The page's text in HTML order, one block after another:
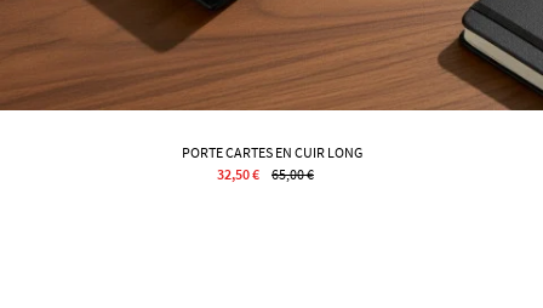
PORTE CARTES EN CUIR LONG
32,50 €
65,00 €